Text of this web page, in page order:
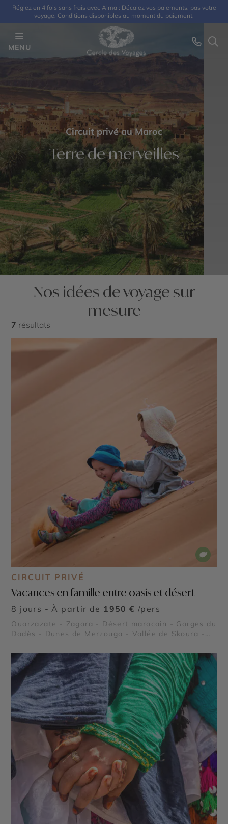
Réglez en 4 fois sans frais avec Alma : Décalez vos paiements, pas votre
voyage. Conditions disponibles au moment du paiement.
MENU
Circuit privé au Maroc
Terre de merveilles
Nos idées de voyage sur
mesure
7 résultats
CIRCUIT PRIVÉ
Vacances en famille entre oasis et désert
8 jours - À partir de 1950 € /pers
Ouarzazate - Zagora - Désert marocain - Gorges du
Dadès - Dunes de Merzouga - Vallée de Skoura -
des roses - Sahara marocain